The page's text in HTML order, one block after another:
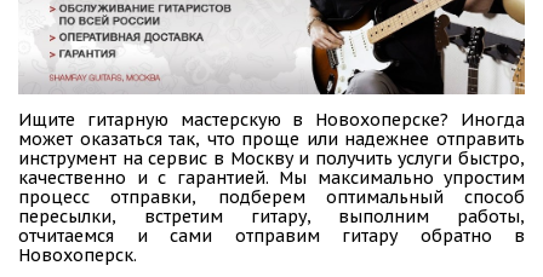
Ищите гитарную мастерскую в Новохоперске? Иногда
может оказаться так, что проще или надежнее отправить
инструмент на сервис в Москву и получить услуги быстро,
качественно и с гарантией. Мы максимально упростим
процесс отправки, подберем оптимальный способ
пересылки, встретим гитару, выполним работы,
отчитаемся и сами отправим гитару обратно в
Новохоперск.